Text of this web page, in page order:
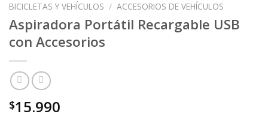
Favoritos
BICICLETAS Y VEHÍCULOS / ACCESORIOS DE VEHÍCULOS
Aspiradora Portátil Recargable USB
con Accesorios
$15.990